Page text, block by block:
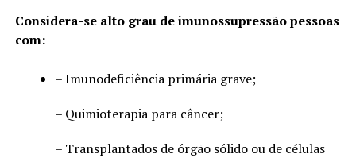
Considera-se alto grau de imunossupressão pessoas
com:
– Imunodeficiência primária grave;
– Quimioterapia para câncer;
– Transplantados de órgão sólido ou de células